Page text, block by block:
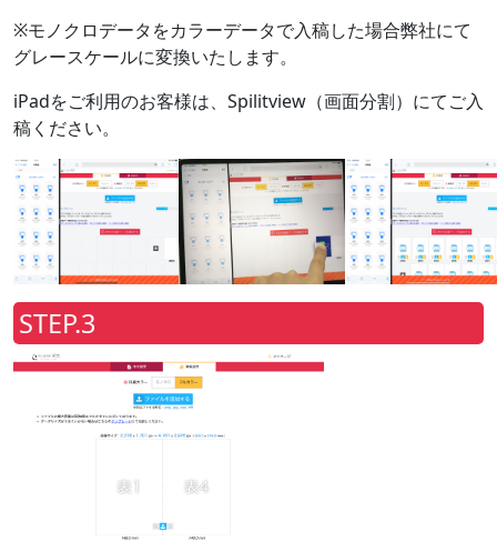
※モノクロデータをカラーデータで入稿した場合弊社にて
グレースケールに変換いたします。
iPadをご利用のお客様は、Spilitview（画面分割）にてご入
稿ください。
STEP.3